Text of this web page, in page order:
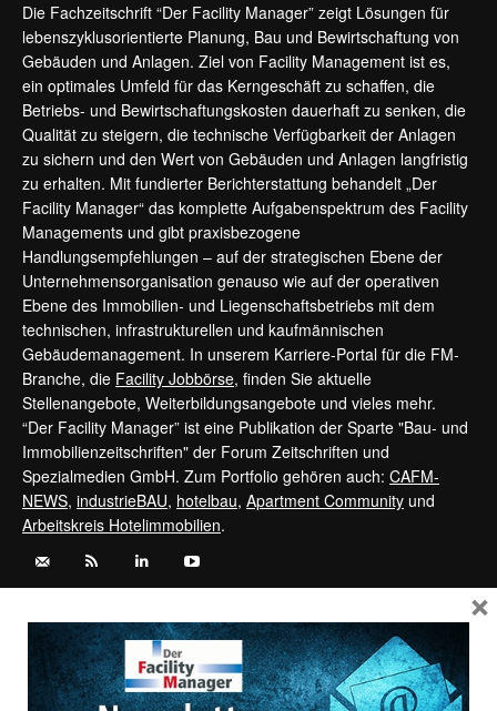
Die Fachzeitschrift “Der Facility Manager” zeigt Lösungen für
lebenszyklusorientierte Planung, Bau und Bewirtschaftung von
Gebäuden und Anlagen. Ziel von Facility Management ist es,
ein optimales Umfeld für das Kerngeschäft zu schaffen, die
Betriebs- und Bewirtschaftungskosten dauerhaft zu senken, die
Qualität zu steigern, die technische Verfügbarkeit der Anlagen
zu sichern und den Wert von Gebäuden und Anlagen langfristig
zu erhalten. Mit fundierter Berichterstattung behandelt „Der
Facility Manager“ das komplette Aufgabenspektrum des Facility
Managements und gibt praxisbezogene
Handlungsempfehlungen – auf der strategischen Ebene der
Unternehmensorganisation genauso wie auf der operativen
Ebene des Immobilien- und Liegenschaftsbetriebs mit dem
technischen, infrastrukturellen und kaufmännischen
Gebäudemanagement. In unserem Karriere-Portal für die FM-
Branche, die Facility Jobbörse, finden Sie aktuelle
Stellenangebote, Weiterbildungsangebote und vieles mehr.
“Der Facility Manager” ist eine Publikation der Sparte "Bau- und
Immobilienzeitschriften" der Forum Zeitschriften und
Spezialmedien GmbH. Zum Portfolio gehören auch: CAFM-
NEWS, industrieBAU, hotelbau, Apartment Community und
Arbeitskreis Hotelimmobilien.
Kontaktieren Sie uns:service@forum-zeitschriften.de
Vertrag widerrufen
×